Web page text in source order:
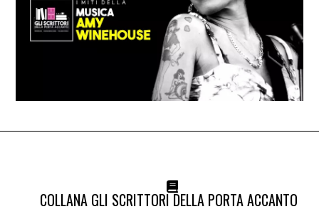
COLLANA GLI SCRITTORI DELLA PORTA ACCANTO